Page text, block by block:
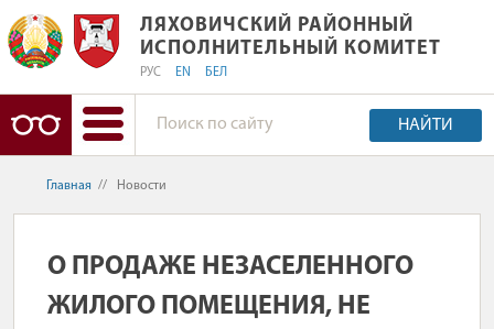
ЛЯХОВИЧСКИЙ РАЙОННЫЙ
ЛЯХОВИЧСКИЙ РАЙОННЫЙ
ИСПОЛНИТЕЛЬНЫЙ КОМИТЕТ
РУС EN БЕЛ
НАЙТИ
Главная // Новости
О ПРОДАЖЕ НЕЗАСЕЛЕННОГО
ЖИЛОГО ПОМЕЩЕНИЯ, НЕ